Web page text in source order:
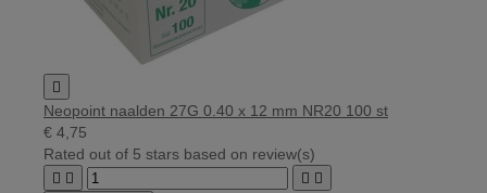

Neopoint naalden 27G 0.40 x 12 mm NR20 100 st
€ 4,75
Rated out of 5 stars based on review(s)
   